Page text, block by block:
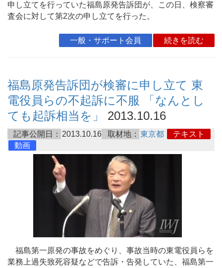
申し立てを行っていた福島原発告訴団が、この日、検察審
査会に対して第2次の申し立てを行った。
一般・サポート会員 続きを読む
福島原発告訴団が検審に申し立て 東
電役員らの不起訴に不服 「なんとし
ても起訴相当を」
2013.10.16
記事公開日： 2013.10.16 取材地： 東京都
テキスト
動画
福島第一原発の事故をめぐり、事故当時の東電役員らを
業務上過失致死容疑などで告訴・告発していた、福島第一